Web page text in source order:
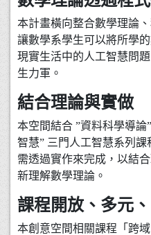
本計畫橫向整合數學理論
讓數學系學生可以將所學
現實生活中的人工智慧問
生力軍。
結合理論與實做
本空間結合 ”資料科學導論
智慧” 三門人工智慧系列
需透過實作來完成，以結
新理解數學理論。
課程開放、多元
本創意空間相關課程「跨